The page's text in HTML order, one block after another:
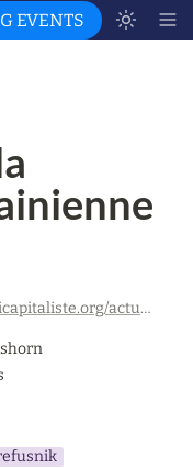
EVENTS
https://lanticapitaliste.org/actualite/international/toujours-avec-la-resistance-ukrainienne